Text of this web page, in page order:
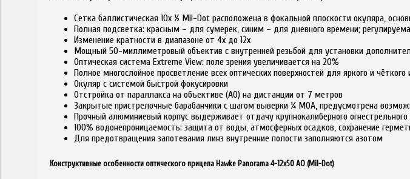
Сетка баллистическая 10x ½ Mil-Dot расположена в фокальной плоскости окуляра,
Полная подсветка: красным – для сумерек, синим – для дневного времени;
Изменение кратности в диапазоне от 4x до 12x
Мощный 50-миллиметровый объектив с внутренней резьбой для установки
Оптическая система Extreme View: поле зрения увеличивается на 20%
Полное многослойное просветление всех оптических поверхностей для яркого и
Окуляр с системой быстрой фокусировки
Отстройка от параллакса на объективе (AO) на дистанции от 7 метров
Закрытые пристрелочные барабанчики с шагом выверки ¼ MOA, предусмотрена
Прочный алюминиевый корпус выдерживает отдачу крупнокалиберного
100% водонепроницаемость: защита от воды, атмосферных осадков, сохранение
Для предотвращения запотевания линз внутренние полости заполняются азотом
Конструктивные особенности оптического прицела Hawke Panorama 4-12x50 AO (Mil-Dot)